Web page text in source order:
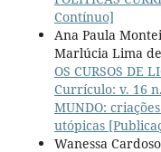
Contínuo]
Ana Paula
Marlúcia Lima
OS CURSOS DE
Currículo: v. 16
MUNDO:
utópicas
Wanessa